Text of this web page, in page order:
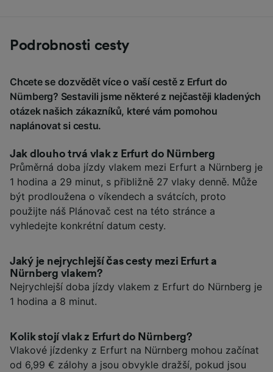
Podrobnosti cesty
Chcete se dozvědět více o vaší cestě z Erfurt do
Nürnberg? Sestavili jsme některé z nejčastěji kladených
otázek našich zákazníků, které vám pomohou
naplánovat si cestu.
Jak dlouho trvá vlak z Erfurt do Nürnberg
Průměrná doba jízdy vlakem mezi Erfurt a Nürnberg je
1 hodina a 29 minut, s přibližně 27 vlaky denně. Může
být prodloužena o víkendech a svátcích, proto
použijte náš Plánovač cest na této stránce a
vyhledejte konkrétní datum cesty.
Jaký je nejrychlejší čas cesty mezi Erfurt a
Nürnberg vlakem?
Nejrychlejší doba jízdy vlakem z Erfurt do Nürnberg je
1 hodina a 8 minut.
Kolik stojí vlak z Erfurt do Nürnberg?
Vlakové jízdenky z Erfurt na Nürnberg mohou začínat
od 6,99 € zálohy a jsou obvykle dražší, pokud jsou